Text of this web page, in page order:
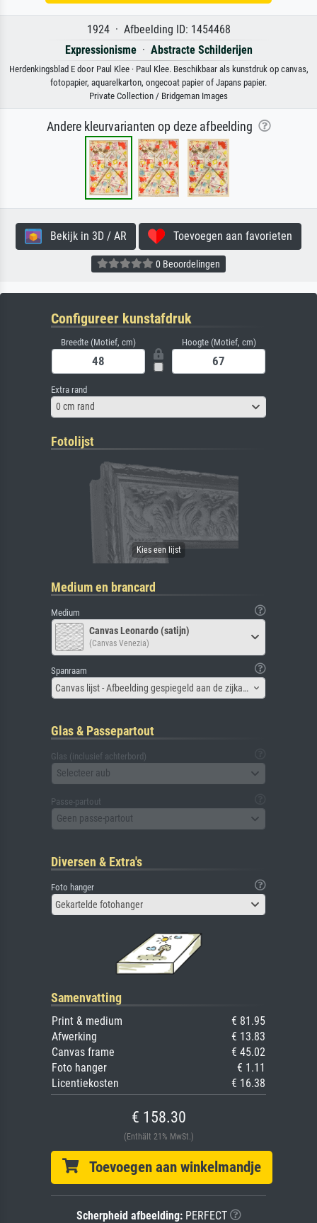
1924 · Afbeelding ID: 1454468
Expressionisme· Abstracte Schilderijen
Herdenkingsblad E door Paul Klee · Paul Klee. Beschikbaar als kunstdruk op canvas,
fotopapier, aquarelkarton, ongecoat papier of Japans papier.
Private Collection / Bridgeman Images
Andere kleurvarianten op deze afbeelding
Bekijk in 3D / AR Toevoegen aan favorieten
0 Beoordelingen
Configureer kunstafdruk
Breedte (Motief, cm) Hoogte (Motief, cm)
Extra rand
0 cm rand
Fotolijst
Medium en brancard
Medium
Canvas Leonardo (satijn)
(Canvas Venezia)
Spanraam
Canvas lijst - Afbeelding gespiegeld aan de zijkant
Glas & Passepartout
Glas (inclusief achterbord)
Selecteer aub
Passe-partout
Geen passe-partout
Diversen & Extra's
Foto hanger
Gekartelde fotohanger
Samenvatting
Print & medium
€ 81.95
Afwerking
€ 13.83
Canvas frame
€ 45.02
Foto hanger
€ 1.11
Licentiekosten
€ 16.38
€ 158.30
(Enthält 21% MwSt.)
Toevoegen aan winkelmandje
Scherpheid afbeelding:PERFECT